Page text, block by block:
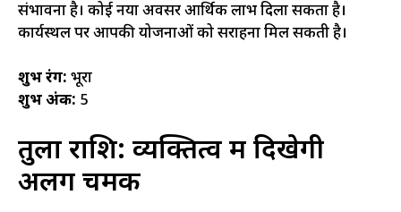
संभावना है। कोई नया अवसर आर्थिक लाभ दिला सकता है।
कार्यस्थल पर आपकी योजनाओं को सराहना मिल सकती है।
शुभ रंग: भूरा
शुभ अंक: 5
तुला राशि: व्यक्तित्व में दिखेगी
अलग चमक